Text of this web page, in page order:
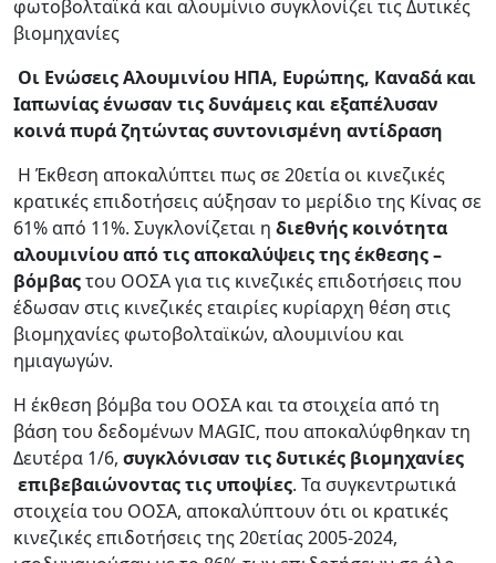
φωτοβολταϊκά και αλουμίνιο συγκλονίζει τις Δυτικές
βιομηχανίες
Οι Ενώσεις Αλουμινίου ΗΠΑ, Ευρώπης, Καναδά και
Ιαπωνίας ένωσαν τις δυνάμεις και εξαπέλυσαν
κοινά πυρά ζητώντας συντονισμένη αντίδραση
Η Έκθεση αποκαλύπτει πως σε 20ετία οι κινεζικές
κρατικές επιδοτήσεις αύξησαν το μερίδιο της Κίνας σε
61% από 11%. Συγκλονίζεται η διεθνής κοινότητα
αλουμινίου από τις αποκαλύψεις της έκθεσης –
βόμβαςτου ΟΟΣΑ για τις κινεζικές επιδοτήσεις που
έδωσαν στις κινεζικές εταιρίες κυρίαρχη θέση στις
βιομηχανίες φωτοβολταϊκών, αλουμινίου και
ημιαγωγών.
Η έκθεση βόμβα του ΟΟΣΑ και τα στοιχεία από τη
βάση του δεδομένων MAGIC, που αποκαλύφθηκαν τη
Δευτέρα 1/6, συγκλόνισαν τις δυτικές βιομηχανίες
επιβεβαιώνοντας τις υποψίες. Τα συγκεντρωτικά
στοιχεία του ΟΟΣΑ, αποκαλύπτουν ότι οι κρατικές
κινεζικές επιδοτήσεις της 20ετίας 2005-2024,